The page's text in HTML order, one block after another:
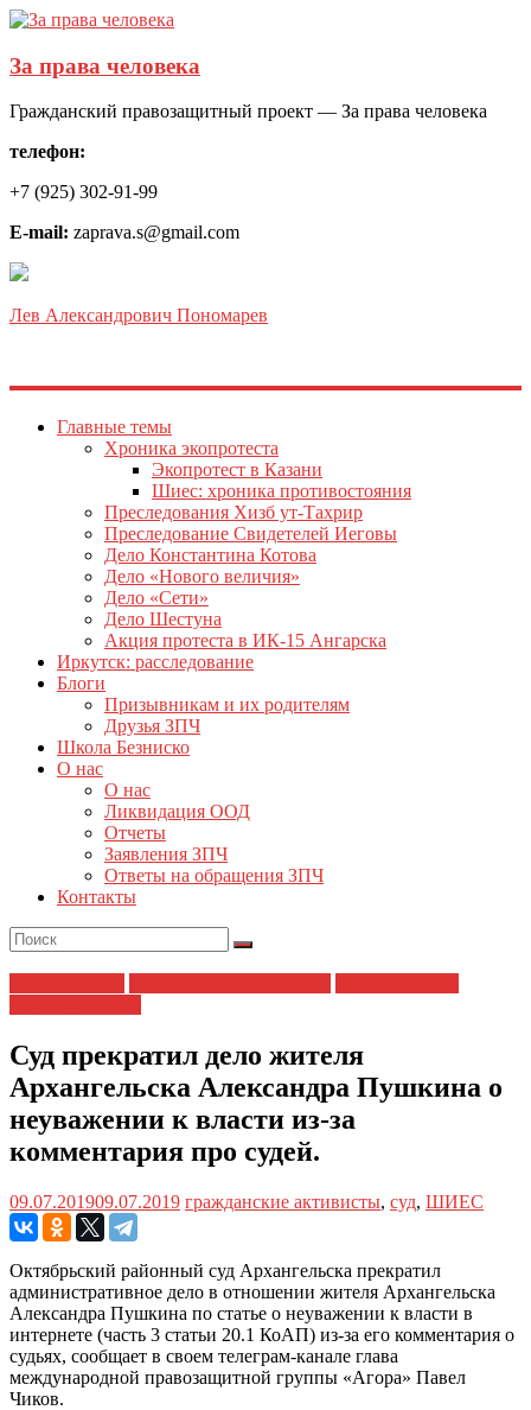
За права человека
Гражданский правозащитный проект — За права человека
телефон:
+7 (925) 302-91-99
E-mail: zaprava.s@gmail.com
Лев Александрович Пономарев
Главные темы
Хроника экопротеста
Экопротест в Казани
Шиес: хроника противостояния
Преследования Хизб ут-Тахрир
Преследование Свидетелей Иеговы
Дело Константина Котова
Дело «Нового величия»
Дело «Сети»
Дело Шестуна
Акция протеста в ИК-15 Ангарска
Иркутск: расследование
Блоги
Призывникам и их родителям
Друзья ЗПЧ
Школа Безниско
О нас
О нас
Ликвидация ООД
Отчеты
Заявления ЗПЧ
Ответы на обращения ЗПЧ
Контакты
Суд прекратил дело жителя
Архангельска Александра Пушкина о
неуважении к власти из-за
комментария про судей.
09.07.201909.07.2019 гражданские активисты, суд, ШИЕС
Октябрьский районный суд Архангельска прекратил
административное дело в отношении жителя Архангельска
Александра Пушкина по статье о неуважении к власти в
интернете (часть 3 статьи 20.1 КоАП) из-за его комментария о
судьях, сообщает в своем телеграм-канале глава
международной правозащитной группы «Агора» Павел
Чиков.